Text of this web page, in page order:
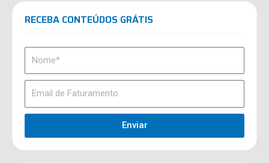
RECEBA CONTEÚDOS GRÁTIS
Enviar